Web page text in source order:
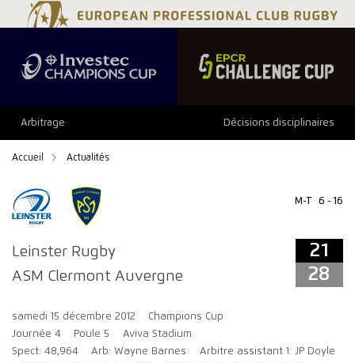
Arbitrage Décisions disciplinaires
Accueil Actualités
Leinster Rugby
ASM Clermont Auvergne
M-T 6 - 16
21
28
samedi 15 décembre 2012
Champions Cup
Journée 4
Poule 5
Aviva Stadium
Spect: 48,964
Arb: Wayne Barnes
Arbitre assistant 1: JP Doyle
21 28